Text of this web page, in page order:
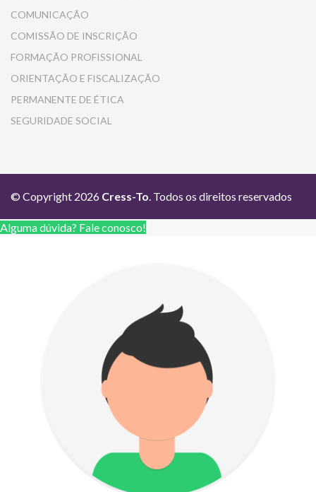
COMUNICAÇÃO
COMISSÃO DE INSCRIÇÃO
FORMAÇÃO PROFISSIONAL
ORIENTAÇÃO E FISCALIZAÇÃO
PERMANENTE DE ÉTICA
SEGURIDADE SOCIAL
© Copyright 2026 Cress-To. Todos os direitos reservados
Alguma dúvida? Fale conosco!